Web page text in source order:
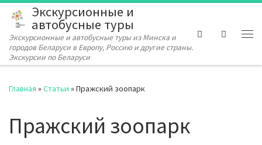
Перейти к содержимому
Экскурсионные и
автобусные туры
Экскурсионные и автобусные туры из Минска и
городов Беларуси в Европу, Россию и другие страны.
Экскурсии по Беларуси
Search
Главная »Статьи »Пражский зоопарк
Пражский зоопарк